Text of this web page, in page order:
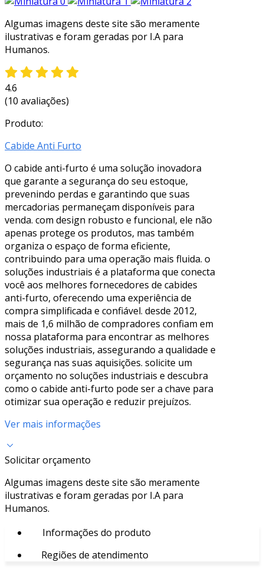
Algumas imagens deste site são meramente
ilustrativas e foram geradas por I.A para
Humanos.
4.6
(10 avaliações)
Produto:
Cabide Anti Furto
O cabide anti-furto é uma solução inovadora
que garante a segurança do seu estoque,
prevenindo perdas e garantindo que suas
mercadorias permaneçam disponíveis para
venda. com design robusto e funcional, ele não
apenas protege os produtos, mas também
organiza o espaço de forma eficiente,
contribuindo para uma operação mais fluida. o
soluções industriais é a plataforma que conecta
você aos melhores fornecedores de cabides
anti-furto, oferecendo uma experiência de
compra simplificada e confiável. desde 2012,
mais de 1,6 milhão de compradores confiam em
nossa plataforma para encontrar as melhores
soluções industriais, assegurando a qualidade e
segurança nas suas aquisições. solicite um
orçamento no soluções industriais e descubra
como o cabide anti-furto pode ser a chave para
otimizar sua operação e reduzir prejuízos.
Ver mais informações
Solicitar orçamento
Algumas imagens deste site são meramente
ilustrativas e foram geradas por I.A para
Humanos.
Informações do produto
Regiões de atendimento